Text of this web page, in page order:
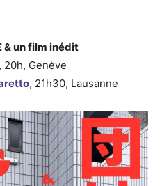
& un film inédit
, 20h, Genève
, 21h30, Lausanne